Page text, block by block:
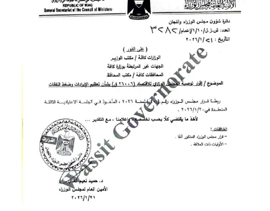
المرحلة المتوسطة
المرحلة الاعدادية
اسئلة وزارية
المرحلة الابتدائية
المرحلة المتوسطة
المرحلة الاعدادية
مرشحات